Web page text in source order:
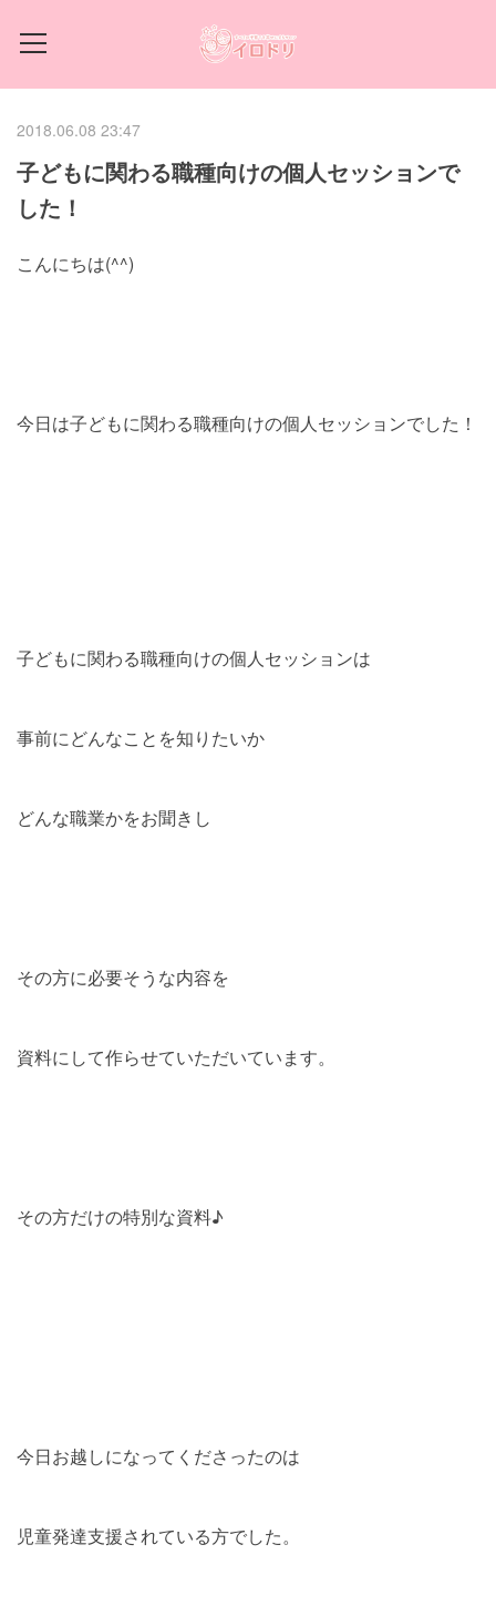
2018.06.08 23:47
子どもに関わる職種向けの個人セッションで
した！
こんにちは(^^)
今日は子どもに関わる職種向けの個人セッションでした！
子どもに関わる職種向けの個人セッションは
事前にどんなことを知りたいか
どんな職業かをお聞きし
その方に必要そうな内容を
資料にして作らせていただいています。
その方だけの特別な資料♪
今日お越しになってくださったのは
児童発達支援されている方でした。